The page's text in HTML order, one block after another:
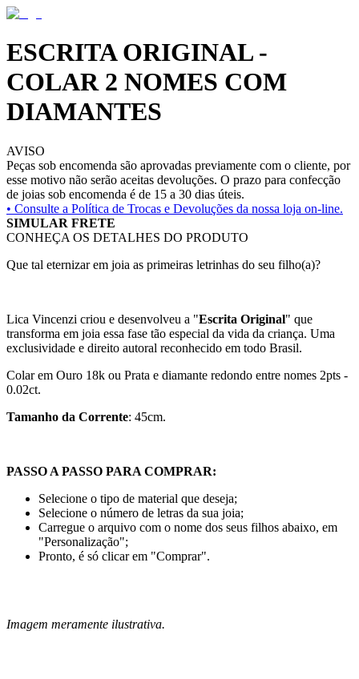
ESCRITA ORIGINAL -
COLAR 2 NOMES COM
DIAMANTES
AVISO
Peças sob encomenda são aprovadas previamente com o cliente, por
esse motivo não serão aceitas devoluções. O prazo para confecção
de joias sob encomenda é de 15 a 30 dias úteis.
• Consulte a Política de Trocas e Devoluções da nossa loja on-line.
SIMULAR FRETE
CONHEÇA OS DETALHES DO PRODUTO
Que tal eternizar em joia as primeiras letrinhas do seu filho(a)?
Lica Vincenzi criou e desenvolveu a "Escrita Original" que
transforma em joia essa fase tão especial da vida da criança. Uma
exclusividade e direito autoral reconhecido em todo Brasil.
Colar em Ouro 18k ou Prata e diamante redondo entre nomes 2pts -
0.02ct.
Tamanho da Corrente: 45cm.
PASSO A PASSO PARA COMPRAR:
Selecione o tipo de material que deseja;
Selecione o número de letras da sua joia;
Carregue o arquivo com o nome dos seus filhos abaixo, em
"Personalização";
Pronto, é só clicar em "Comprar".
Imagem meramente ilustrativa.